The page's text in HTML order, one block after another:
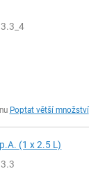
Poptat větší množství
(1 x 2.5 L)